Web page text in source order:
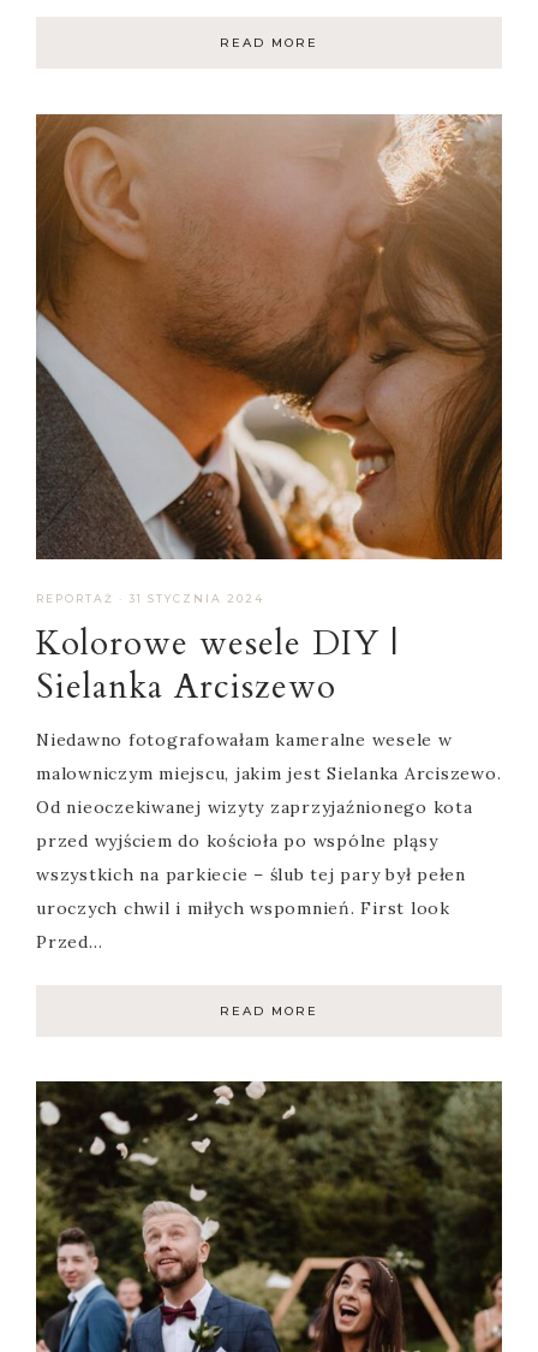
READ MORE
REPORTAŻ · 31 STYCZNIA 2024
Kolorowe wesele DIY |
Sielanka Arciszewo
Niedawno fotografowałam kameralne wesele w
malowniczym miejscu, jakim jest Sielanka Arciszewo.
Od nieoczekiwanej wizyty zaprzyjaźnionego kota
przed wyjściem do kościoła po wspólne pląsy
wszystkich na parkiecie – ślub tej pary był pełen
uroczych chwil i miłych wspomnień. First look
Przed…
READ MORE